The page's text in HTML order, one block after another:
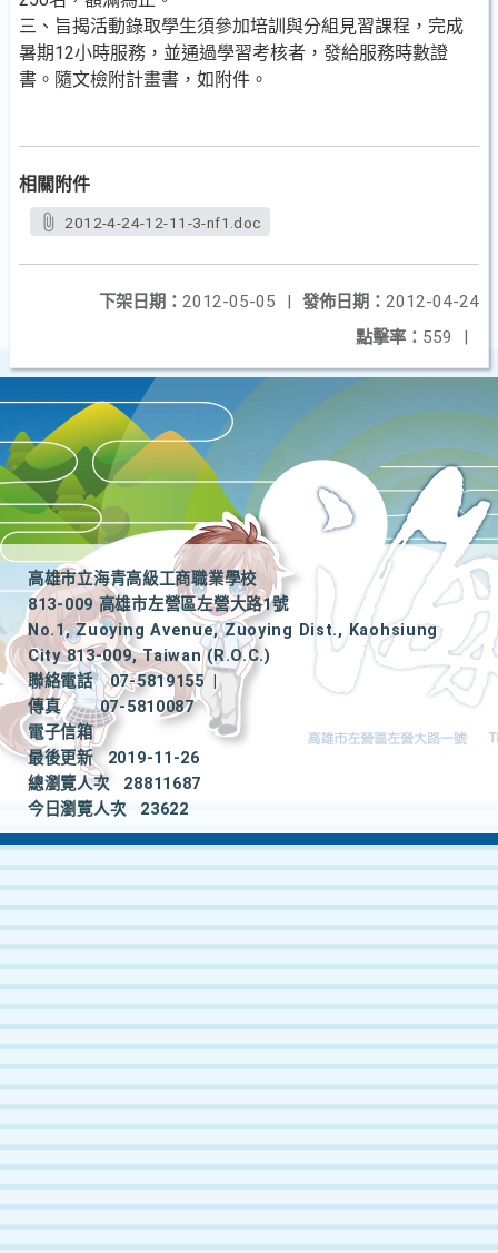
三、旨揭活動錄取學生須參加培訓與分組見習課程，完成
暑期12小時服務，並通過學習考核者，發給服務時數證
書。隨文檢附計畫書，如附件。
相關附件
2012-4-24-12-11-3-nf1.doc
發佈日期： 2012-04-24
下架日期： 2012-05-05
|
點擊率： 559 |
高雄市立海青高級工商職業學校
813-009 高雄市左營區左營大路1號
No.1, Zuoying Avenue, Zuoying Dist., Kaohsiung
City 813-009, Taiwan (R.O.C.)
聯絡電話
07-5819155
|
傳真
07-5810087
電子信箱
最後更新
2019-11-26
總瀏覽人次
28811687
今日瀏覽人次
23622